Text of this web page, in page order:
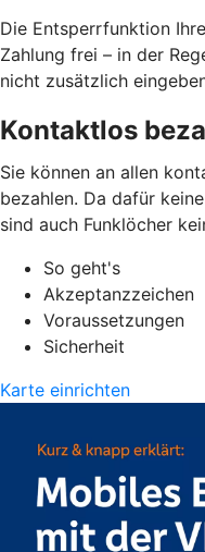
Die Entsperrfunktion
Zahlung frei – in der
nicht zusätzlich
Kontaktlos
Sie können an allen
bezahlen. Da dafür
sind auch Funklöcher
So geht's
Akzeptanzzeichen
Voraussetzungen
Sicherheit
Karte einrichten